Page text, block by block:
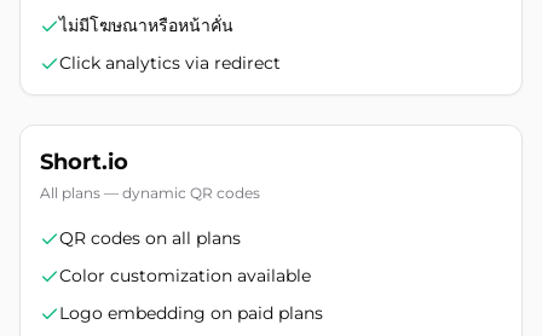
ไม่มีโฆษณาหรือหน้าคั่น
Click analytics via redirect
Short.io
All plans — dynamic QR codes
QR codes on all plans
Color customization available
Logo embedding on paid plans